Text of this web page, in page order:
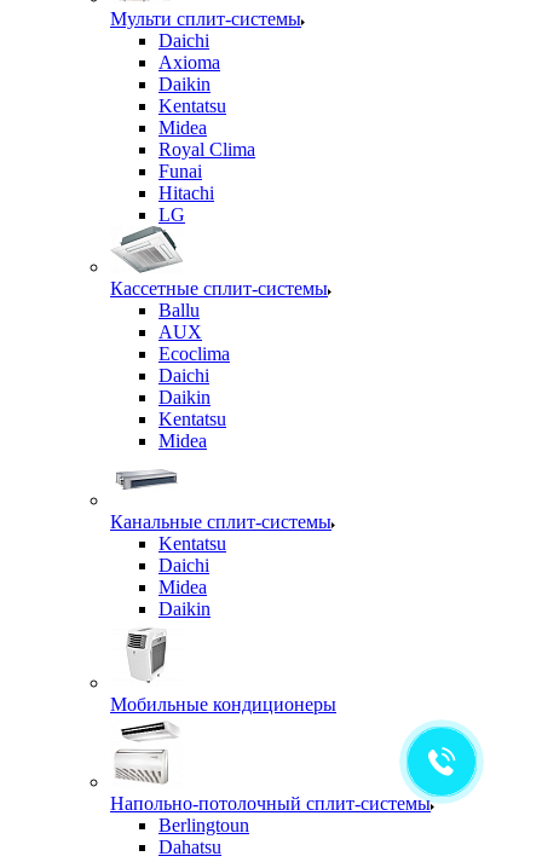
Мульти сплит-системы
Daichi
Axioma
Daikin
Kentatsu
Midea
Royal Clima
Funai
Hitachi
LG
Кассетные сплит-системы
Ballu
AUX
Ecoclima
Daichi
Daikin
Kentatsu
Midea
Канальные сплит-системы
Kentatsu
Daichi
Midea
Daikin
Мобильные кондиционеры
Напольно-потолочный сплит-системы
Berlingtoun
Dahatsu